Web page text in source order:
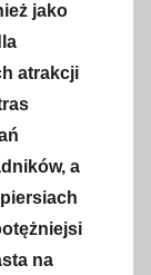
jako
atrakcji
a
na